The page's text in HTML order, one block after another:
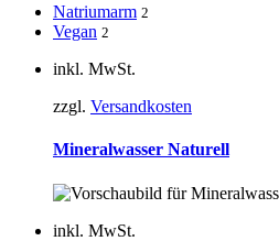
Natriumarm 2
Vegan 2
inkl. MwSt.
zzgl. Versandkosten
Mineralwasser Naturell
inkl. MwSt.